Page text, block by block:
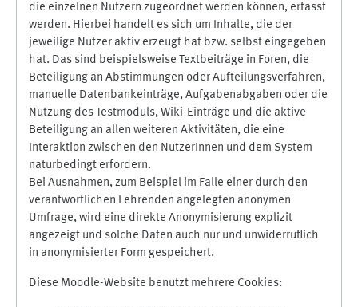
die einzelnen Nutzern zugeordnet werden können, erfasst
werden. Hierbei handelt es sich um Inhalte, die der
jeweilige Nutzer aktiv erzeugt hat bzw. selbst eingegeben
hat. Das sind beispielsweise Textbeiträge in Foren, die
Beteiligung an Abstimmungen oder Aufteilungsverfahren,
manuelle Datenbankeinträge, Aufgabenabgaben oder die
Nutzung des Testmoduls, Wiki-Einträge und die aktive
Beteiligung an allen weiteren Aktivitäten, die eine
Interaktion zwischen den NutzerInnen und dem System
naturbedingt erfordern.
Bei Ausnahmen, zum Beispiel im Falle einer durch den
verantwortlichen Lehrenden angelegten anonymen
Umfrage, wird eine direkte Anonymisierung explizit
angezeigt und solche Daten auch nur und unwiderruflich
in anonymisierter Form gespeichert.
Diese Moodle-Website benutzt mehrere Cookies: